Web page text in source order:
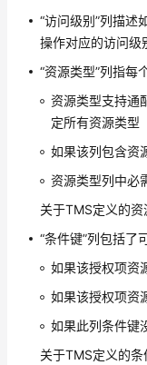
“访问级别”列描
操作对应的访问级
“资源类型”列指每
资源类型支持通
定所有资源类型
如果该列包含资
资源类型列中必
关于TMS定义的
“条件键”列包括了
如果该授权项资
如果该授权项资
如果此列条件键
关于TMS定义的